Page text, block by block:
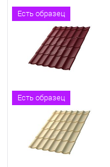
Есть образец
Есть образец